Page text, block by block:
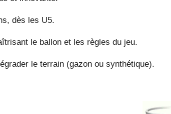
dès les U5.
le ballon et les règles du jeu.
le terrain (gazon ou synthétique).